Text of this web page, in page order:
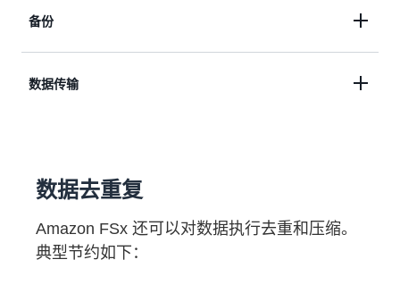
以“GB-月”为单位，如定价示例所示。
吞吐能力的价格取决于您为文件系统选择的部署类型
您每月为针对文件系统预置的平均吞吐能力支付费
备份
自动备份和用户发起的备份都会产生备份存储费用。
数据传输
域内中的数据传输费率相同。 请注意，对于多可用
包含在吞吐能力价格中。
数据去重复
Amazon FSx 还可以对数据执行去重和压缩。
典型节约如下：